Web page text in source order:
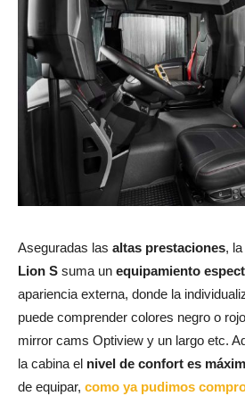
Aseguradas las altas prestaciones,
Lion S suma un equipamiento
apariencia externa, donde la
puede comprender colores negro o
mirror cams Optiview y un largo etc.
la cabina el nivel de confort es
de equipar, como ya pudimos